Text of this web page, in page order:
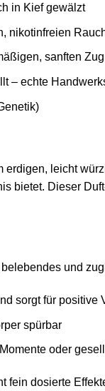
in Kief gewälzt
nikotinfreien
sanften Zug
– echte
leicht
bietet. Dieser
und
sorgt für positive
spürbar
oder
fein dosierte